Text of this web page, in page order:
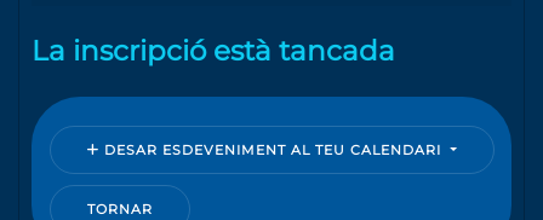
La inscripció està tancada
DESAR ESDEVENIMENT AL TEU CALENDARI
TORNAR